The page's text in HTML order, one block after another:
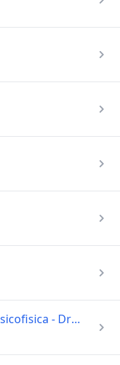
Centro Privado de Rehabilitacion Psicofisica - Dra R Heredia